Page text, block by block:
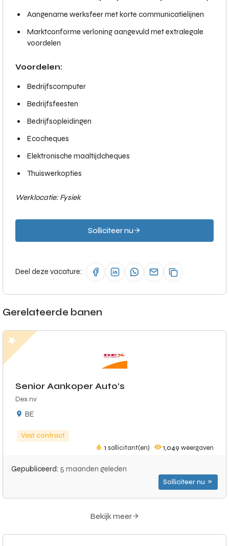
Aangename werksfeer met korte communicatielijnen
Marktconforme verloning aangevuld met extralegale
voordelen
Voordelen:
Bedrijfscomputer
Bedrijfsfeesten
Bedrijfsopleidingen
Ecocheques
Elektronische maaltijdcheques
Thuiswerkopties
Werklocatie: Fysiek
Solliciteer nu
Deel deze vacature:
Gerelateerde banen
Senior Aankoper Auto’s
Dex nv
BE
Vast contract
1 sollicitant(en) 1,049 weergaven
Gepubliceerd: 5 maanden geleden
Solliciteer nu
Bekijk meer